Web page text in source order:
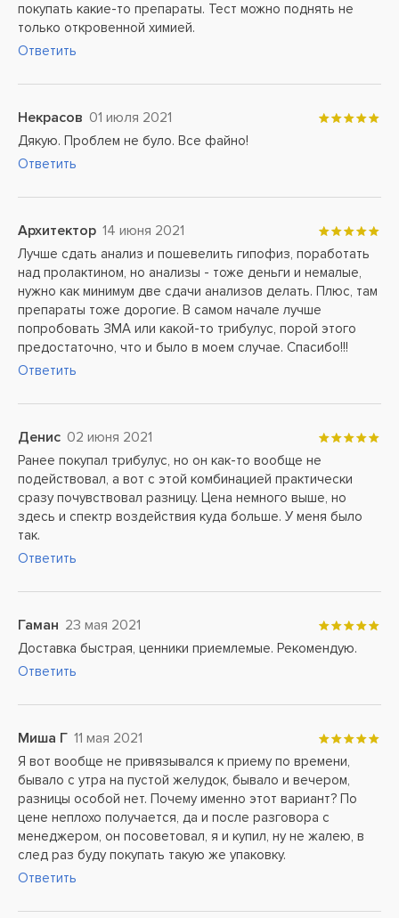
покупать какие-то препараты. Тест можно поднять не
только откровенной химией.
Ответить
Некрасов 01 июля 2021
Дякую. Проблем не було. Все файно!
Ответить
Архитектор 14 июня 2021
Лучше сдать анализ и пошевелить гипофиз, поработать
над пролактином, но анализы - тоже деньги и немалые,
нужно как минимум две сдачи анализов делать. Плюс, там
препараты тоже дорогие. В самом начале лучше
попробовать ЗМА или какой-то трибулус, порой этого
предостаточно, что и было в моем случае. Спасибо!!!
Ответить
Денис 02 июня 2021
Ранее покупал трибулус, но он как-то вообще не
подействовал, а вот с этой комбинацией практически
сразу почувствовал разницу. Цена немного выше, но
здесь и спектр воздействия куда больше. У меня было
так.
Ответить
Гаман 23 мая 2021
Доставка быстрая, ценники приемлемые. Рекомендую.
Ответить
Миша Г 11 мая 2021
Я вот вообще не привязывался к приему по времени,
бывало с утра на пустой желудок, бывало и вечером,
разницы особой нет. Почему именно этот вариант? По
цене неплохо получается, да и после разговора с
менеджером, он посоветовал, я и купил, ну не жалею, в
след раз буду покупать такую же упаковку.
Ответить